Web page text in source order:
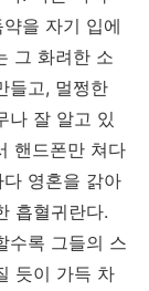
을 자기 입에
그 화려한 소
들고, 멀쩡한
나 잘 알고 있
핸드폰만 쳐다
영혼을 갉아
흡혈귀란다.
수록 그들의 스
듯이 가득 차